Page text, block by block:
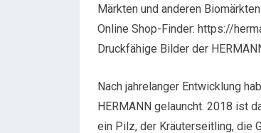
Märkten und anderen
Online Shop-Finder: https://
Druckfähige Bilder der
Nach jahrelanger Entwicklung
HERMANN gelauncht. 2018 ist
ein Pilz, der Kräuterseitling, die